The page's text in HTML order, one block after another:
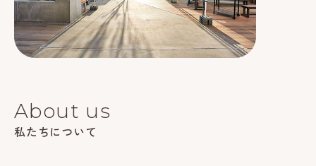
About us
私たちについて